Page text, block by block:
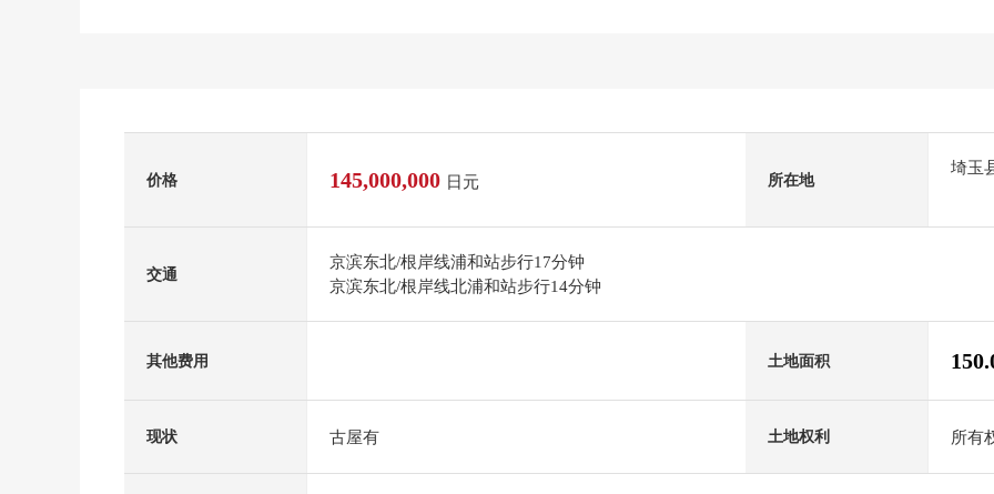
价格 145,000,000 日元 所在地
埼玉
交通
京滨东北/根岸线浦和站步行17分钟
京滨东北/根岸线北浦和站步行14分钟
其他费用 土地面积
现状 古屋有 土地权利 所有